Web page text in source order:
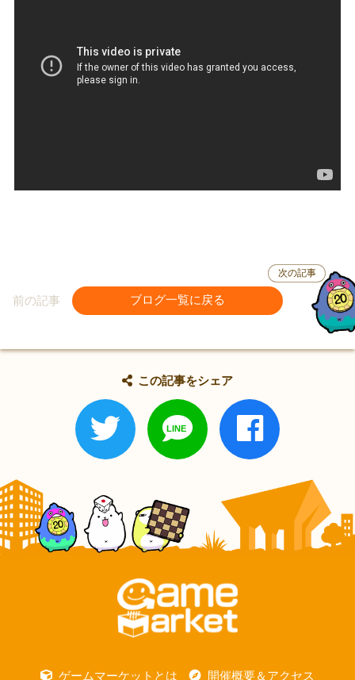
前の記事 ブログ一覧に戻る
次の記事
この記事をシェア
ゲームマーケットとは 開催概要＆アクセス